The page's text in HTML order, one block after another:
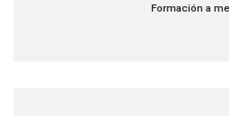
Formación a